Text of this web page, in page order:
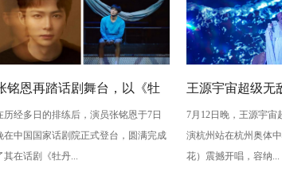
铭恩再踏话剧舞台，以《牡
亭上三生路》续写古典深
，全新演绎“柳梦梅”至情至
历经多日的排练后，演员张铭恩于7日
在中国国家话剧院正式登台，圆满完成
其在话剧《牡丹...
王源宇宙超级无
州开唱 用心细节
的爱
7月12日晚，王源宇宙
演杭州站在杭州奥体
花）震撼开唱，容纳...